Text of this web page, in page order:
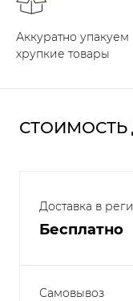
Аккуратно упакуем
хрупкие товары
СТОИМОСТЬ
Доставка в
Бесплатно
Самовывоз